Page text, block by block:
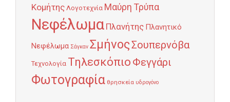
Κομήτης Λογοτεχνία Μαύρη Τρύπα
Νεφέλωμα Πλανήτης Πλανητικό
Νεφέλωμα Σάγκαν ΣμήνοςΣουπερνόβα
Τεχνολογία Τηλεσκόπιο Φεγγάρι
Φωτογραφία θρησκεία υδρογόνο